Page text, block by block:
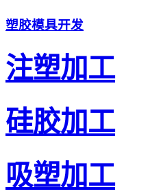
塑胶模具开发
注塑加工
硅胶加工
吸塑加工